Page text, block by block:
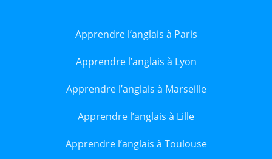
Apprendre l’anglais à Paris
Apprendre l’anglais à Lyon
Apprendre l’anglais à Marseille
Apprendre l’anglais à Lille
Apprendre l’anglais à Toulouse